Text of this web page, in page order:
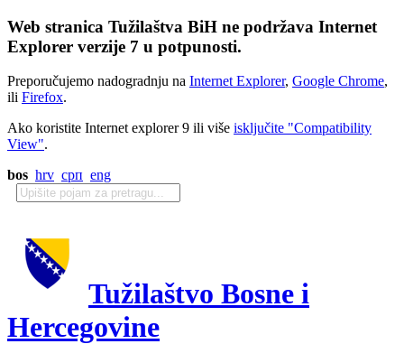
Web stranica Tužilaštva BiH ne podržava Internet
Explorer verzije 7 u potpunosti.
Preporučujemo nadogradnju na Internet Explorer, Google Chrome,
ili Firefox.
Ako koristite Internet explorer 9 ili više isključite "Compatibility
View".
bos hrv срп eng
Tužilaštvo Bosne i
Hercegovine